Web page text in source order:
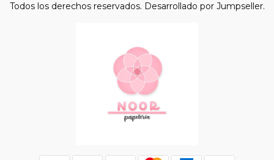
Todos los derechos reservados. Desarrollado por Jumpseller.